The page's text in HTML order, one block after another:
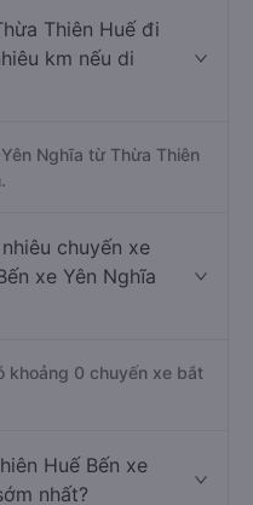
Thiên Huế đi
km nếu di
Nghĩa từ Thừa Thiên
chuyến xe
xe Yên Nghĩa
khoảng 0 chuyến xe bắt
Huế Bến xe
nhất?